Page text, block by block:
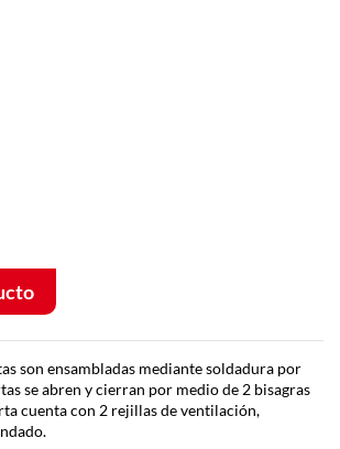
son ensambladas mediante soldadura por
se abren y cierran por medio de 2 bisagras
cuenta con 2 rejillas de ventilación,